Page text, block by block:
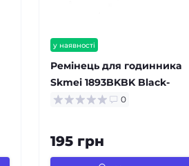
у наявності
Ремінець для годинника
Skmei 1893BKBK Black-
Black
0
195 грн